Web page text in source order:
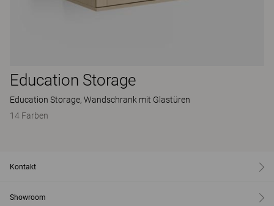
Education Storage
Education Storage, Wandschrank mit Glastüren
14 Farben
Kontakt
Showroom